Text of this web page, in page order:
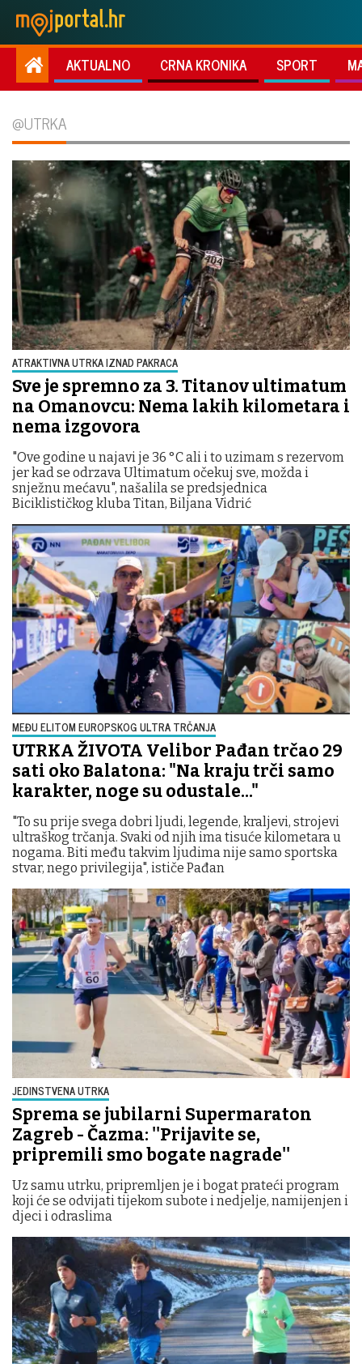
AKTUALNO CRNA KRONIKA SPORT
@UTRKA
ATRAKTIVNA UTRKA IZNAD PAKRACA
Sve je spremno za 3. Titanov ultimatum
na Omanovcu: Nema lakih kilometara i
nema izgovora
"Ove godine u najavi je 36 °C ali i to uzimam s rezervom
jer kad se odrzava Ultimatum očekuj sve, možda i
snježnu mećavu", našalila se predsjednica
Biciklističkog kluba Titan, Biljana Vidrić
MEĐU ELITOM EUROPSKOG ULTRA TRČANJA
UTRKA ŽIVOTA Velibor Pađan trčao 29
sati oko Balatona: "Na kraju trči samo
karakter, noge su odustale..."
"To su prije svega dobri ljudi, legende, kraljevi, strojevi
ultraškog trčanja. Svaki od njih ima tisuće kilometara u
nogama. Biti među takvim ljudima nije samo sportska
stvar, nego privilegija", ističe Pađan
JEDINSTVENA UTRKA
Sprema se jubilarni Supermaraton
Zagreb - Čazma: ''Prijavite se,
pripremili smo bogate nagrade''
Uz samu utrku, pripremljen je i bogat prateći program
koji će se odvijati tijekom subote i nedjelje, namijenjen i
djeci i odraslima